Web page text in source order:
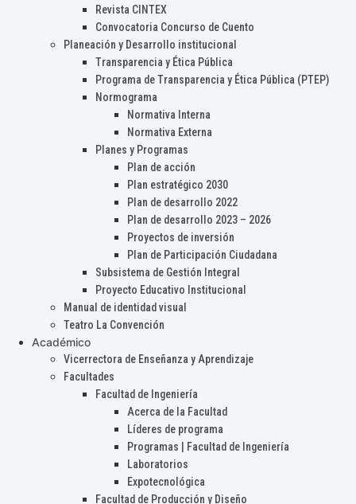
Revista CINTEX
Convocatoria Concurso de Cuento
Planeación y Desarrollo institucional
Transparencia y Ética Pública
Programa de Transparencia y Ética Pública (PTEP)
Normograma
Normativa Interna
Normativa Externa
Planes y Programas
Plan de acción
Plan estratégico 2030
Plan de desarrollo 2022
Plan de desarrollo 2023 – 2026
Proyectos de inversión
Plan de Participación Ciudadana
Subsistema de Gestión Integral
Proyecto Educativo Institucional
Manual de identidad visual
Teatro La Convención
Académico
Vicerrectora de Enseñanza y Aprendizaje
Facultades
Facultad de Ingeniería
Acerca de la Facultad
Líderes de programa
Programas | Facultad de Ingeniería
Laboratorios
Expotecnológica
Facultad de Producción y Diseño